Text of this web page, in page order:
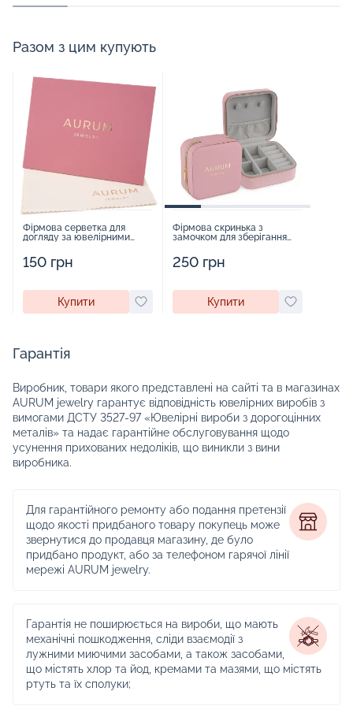
Разом з цим купують
Фірмова серветка для
догляду за ювелірними
150 грн
Купити
Фірмова скринька з
замочком для зберігання
250 грн
Купити
Гарантія
Виробник, товари якого представлені на сайті та в магазинах
AURUM jewelry гарантує відповідність ювелірних виробів з
вимогами ДСТУ 3527-97 «Ювелірні вироби з дорогоцінних
металів» та надає гарантійне обслуговування щодо
усунення прихованих недоліків, що виникли з вини
виробника.
Для гарантійного ремонту або подання претензії
щодо якості придбаного товару покупець може
звернутися до продавця магазину, де було
придбано продукт, або за телефоном гарячої лінії
мережі AURUM jewelry.
Гарантія не поширюється на вироби, що мають
механічні пошкодження, сліди взаємодії з
лужними миючими засобами, а також засобами,
що містять хлор та йод, кремами та мазями, що містять
ртуть та їх сполуки;